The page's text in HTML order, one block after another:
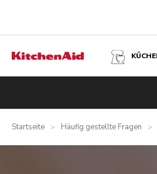
Startseite > Häufig gestellte Fragen >